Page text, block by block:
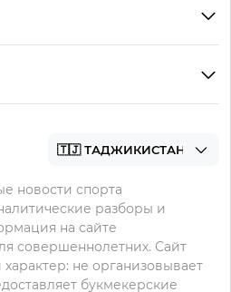
новости спорта
разборы и
на сайте
совершеннолетних. Сайт
не организовывает
букмекерские